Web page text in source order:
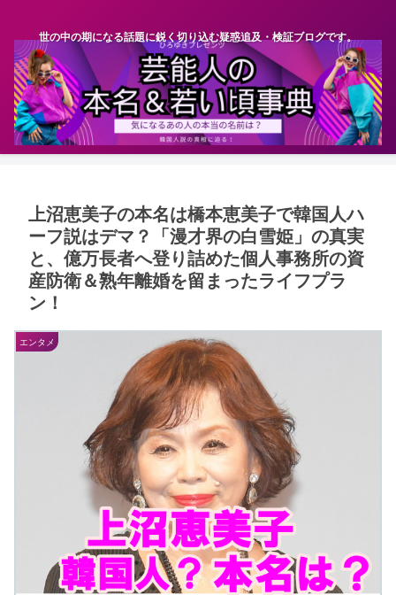
世の中の期になる話題に鋭く切り込む疑惑追及・検証ブログです。
上沼恵美子の本名は橋本恵美子で韓国人ハ
ーフ説はデマ？「漫才界の白雪姫」の真実
と、億万長者へ登り詰めた個人事務所の資
産防衛＆熟年離婚を留まったライフプラ
ン！
エンタメ